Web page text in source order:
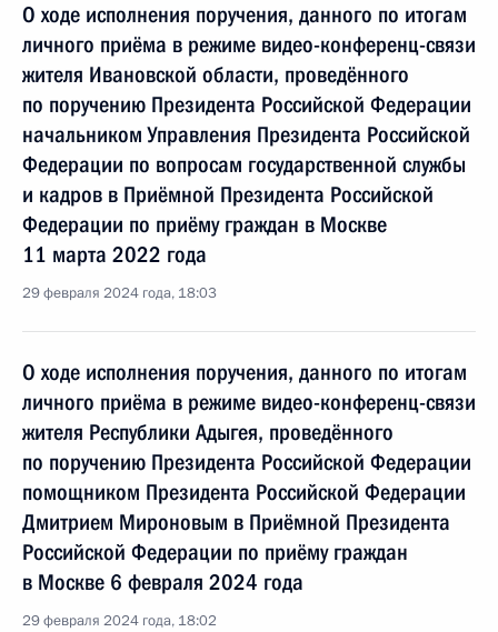
О ходе исполнения поручения, данного по итогам
личного приёма в режиме видео-конференц-связи
жителя Ивановской области, проведённого
по поручению Президента Российской Федерации
начальником Управления Президента Российской
Федерации по вопросам государственной службы
и кадров в Приёмной Президента Российской
Федерации по приёму граждан в Москве
11 марта 2022 года
29 февраля 2024 года, 18:03
О ходе исполнения поручения, данного по итогам
личного приёма в режиме видео-конференц-связи
жителя Республики Адыгея, проведённого
по поручению Президента Российской Федерации
помощником Президента Российской Федерации
Дмитрием Мироновым в Приёмной Президента
Российской Федерации по приёму граждан
в Москве 6 февраля 2024 года
29 февраля 2024 года, 18:02